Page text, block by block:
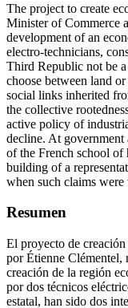
The project to create
Minister of Commerce
development of an
electro-technicians,
Third Republic not be
choose between land
social links inherited
the collective
active policy of
decline. At government
of the French school of
building of a
when such claims
Resumen
El proyecto de
por Étienne Clémentel,
creación de la región
por dos técnicos
estatal, han sido dos